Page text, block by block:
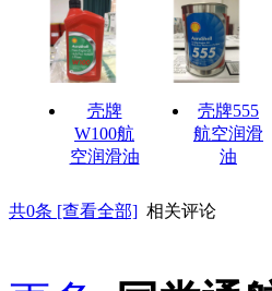
壳牌
W100航
空润滑油
壳牌555
航空润滑
油
共0条 [查看全部] 相关评论